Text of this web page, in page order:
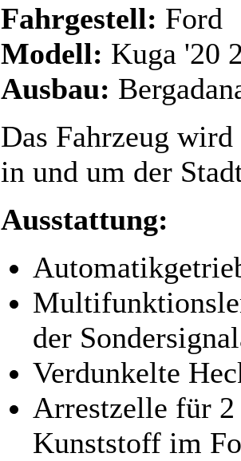
Fahrgestell: Ford
Modell: Kuga '20
Ausbau:
Das Fahrzeug
in und um der
Ausstattung:
der
Verdunkelte
Arrestzelle für 2
Kunststoff im